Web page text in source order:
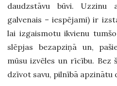
daudzstāvu būvi.
galvenais – iespējami) ir
lai izgaismotu ikvienu
slēpjas bezapziņā un,
mūsu izvēles un rīcību. Bez
dzīvot savu, pilnībā apzinātu